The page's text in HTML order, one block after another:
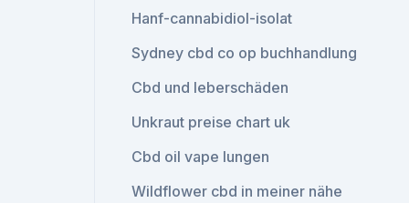
Hanf-cannabidiol-isolat
Sydney cbd co op buchhandlung
Cbd und leberschäden
Unkraut preise chart uk
Cbd oil vape lungen
Wildflower cbd in meiner nähe